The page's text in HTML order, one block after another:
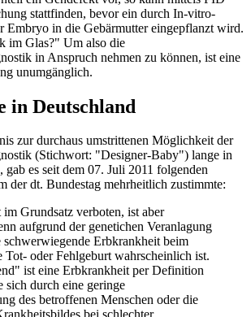
stattfinden, bevor ein durch In-vitro-
Embryo in die Gebärmutter eingepflanzt wird.
im Glas?" Um also die
in Anspruch nehmen zu können, ist eine
unumgänglich.
in Deutschland
zur durchaus umstrittenen Möglichkeit der
(Stichwort: "Designer-Baby") lange in
gab es seit dem 07. Juli 2011 folgenden
der dt. Bundestag mehrheitlich zustimmte:
Grundsatz verboten, ist aber
aufgrund der genetichen Veranlagung
schwerwiegende Erbkrankheit beim
Tot- oder Fehlgeburt wahrscheinlich ist.
ist eine Erbkrankheit per Definition
sich durch eine geringe
des betroffenen Menschen oder die